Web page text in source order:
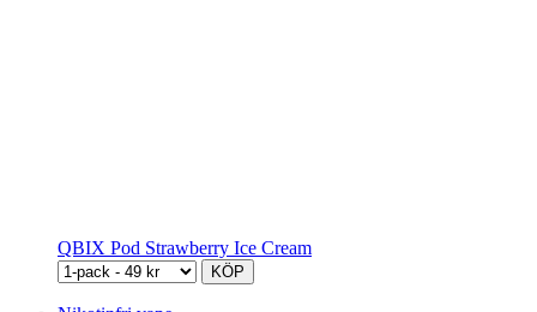
QBIX Pod Strawberry Ice Cream
KÖP